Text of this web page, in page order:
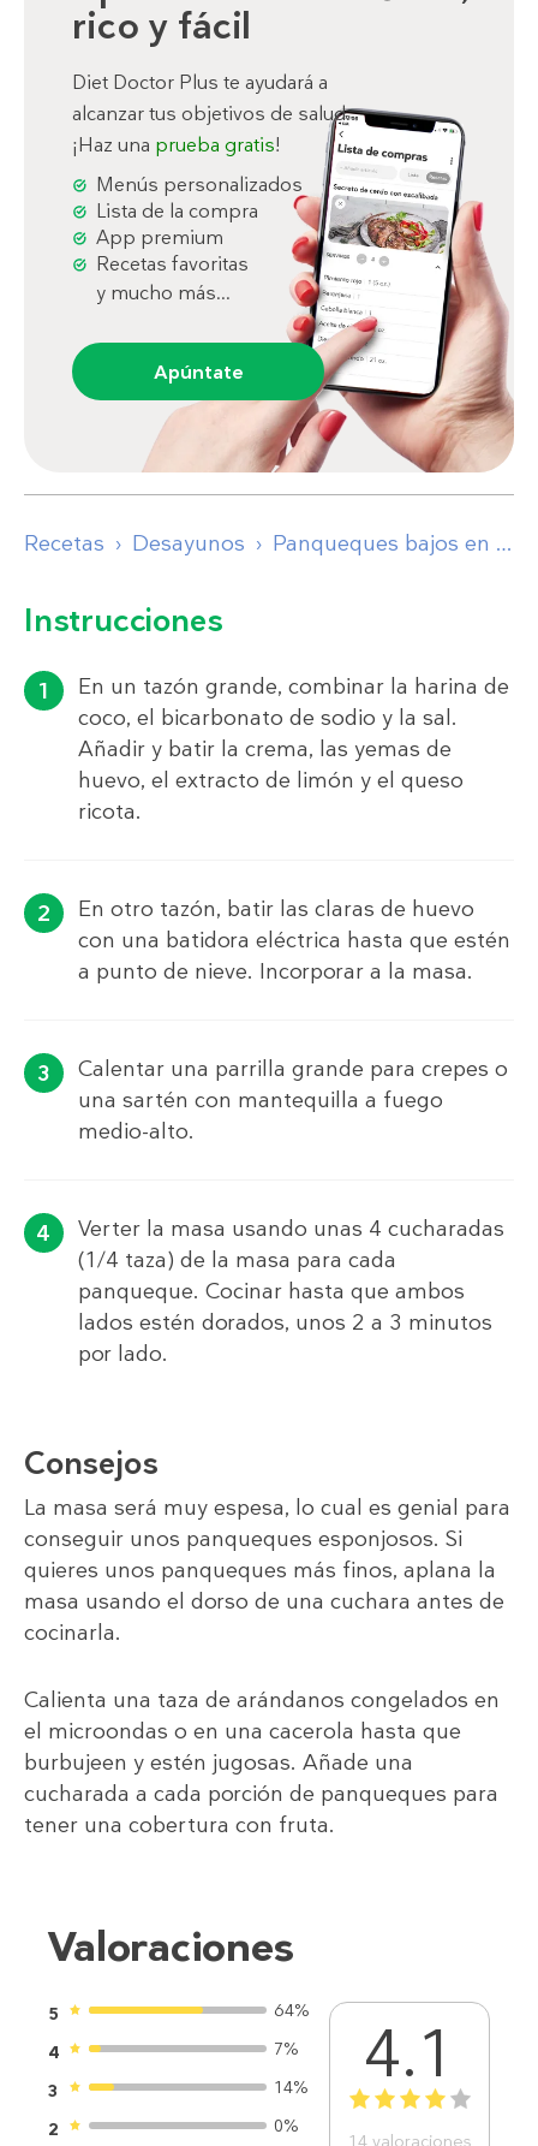
rico y fácil
Diet Doctor Plus te ayudará a
alcanzar tus objetivos de salud.
¡Haz una prueba gratis!
Menús personalizados
Lista de la compra
App premium
Recetas favoritas
y mucho más...
Apúntate
Recetas Desayunos Panqueques bajos en carbos de queso ricota y limón
Instrucciones
En un tazón grande, combinar la harina de
coco, el bicarbonato de sodio y la sal.
Añadir y batir la crema, las yemas de
huevo, el extracto de limón y el queso
ricota.
En otro tazón, batir las claras de huevo
con una batidora eléctrica hasta que estén
a punto de nieve. Incorporar a la masa.
Calentar una parrilla grande para crepes o
una sartén con mantequilla a fuego
medio-alto.
Verter la masa usando unas 4 cucharadas
(1/4 taza) de la masa para cada
panqueque. Cocinar hasta que ambos
lados estén dorados, unos 2 a 3 minutos
por lado.
Consejos
La masa será muy espesa, lo cual es genial para
conseguir unos panqueques esponjosos. Si
quieres unos panqueques más finos, aplana la
masa usando el dorso de una cuchara antes de
cocinarla.
Calienta una taza de arándanos congelados en
el microondas o en una cacerola hasta que
burbujeen y estén jugosas. Añade una
cucharada a cada porción de panqueques para
tener una cobertura con fruta.
Valoraciones
5
64%
4
7%
3
14%
2
0%
4.1
1 2 3 4 5
14 valoraciones